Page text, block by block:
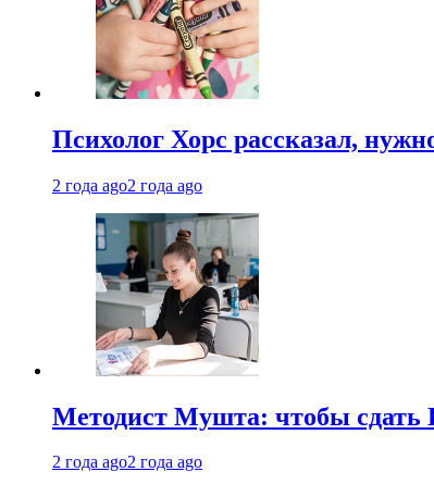
Психолог Хорс рассказал,
2 года ago2 года ago
Методист Мушта: чтобы сдать
2 года ago2 года ago